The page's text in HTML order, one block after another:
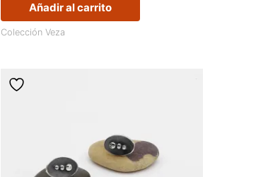
Añadir al carrito
Colección Veza